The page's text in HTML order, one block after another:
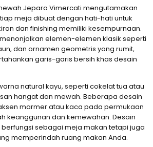
Jepara Vimercati mengutamakan
meja dibuat dengan hati-hati untuk
dan finishing memiliki kesempurnaan.
elemen-elemen klasik seperti
dan ornamen geometris yang rumit,
garis-garis bersih khas desain
natural kayu, seperti cokelat tua atau
hangat dan mewah. Beberapa desain
marmer atau kaca pada permukaan
keanggunan dan kemewahan. Desain
sebagai meja makan tetapi juga
memperindah ruang makan Anda.